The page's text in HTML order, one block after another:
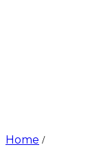
Home /